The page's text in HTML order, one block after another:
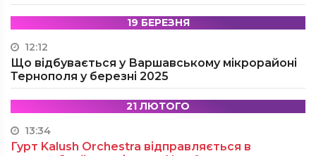
19 БЕРЕЗНЯ
12:12
Що відбувається у Варшавському мікрорайоні
Тернополя у березні 2025
21 ЛЮТОГО
13:34
Гурт Kalush Orchestra відправляється в